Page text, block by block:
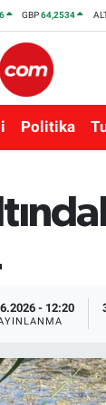
GBP64,2534
Politika
- 12:20